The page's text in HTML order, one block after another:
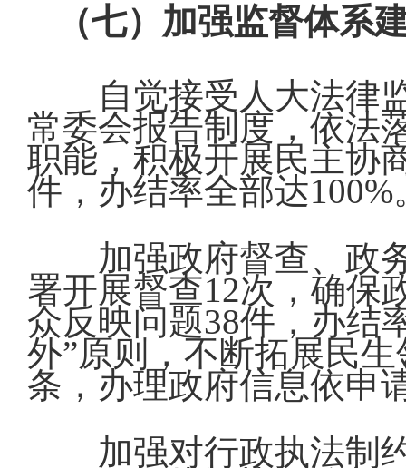
（七）加强监督体系
自觉接受人大法律
常委会报告制度，依法
职能，积极开展民主协
件，办结率全部达100%
加强政府督查、政
署开展督查12次，确保
众反映问题38件，办结
外”原则，不断拓展民
条，办理政府信息依申
加强对行政执法制